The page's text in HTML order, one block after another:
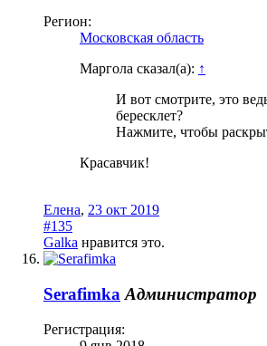
Регион:
Московская область
Маргола сказал(а): ↑
И вот смотрите, это
бересклет?
Нажмите, чтобы
Красавчик!
Елена, 23 окт 2019
#135
Galka нравится это.
Serafimka Администратор
Регистрация: